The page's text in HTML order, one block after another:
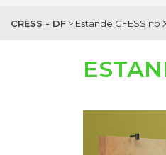
CRESS - DF > Estande CFESS no